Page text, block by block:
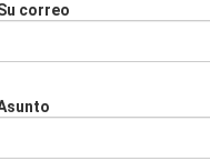
correo